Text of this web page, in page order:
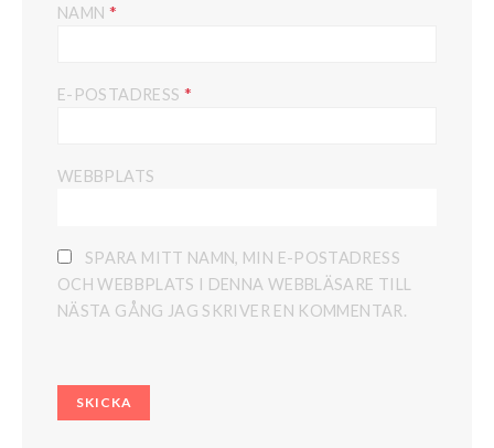
NAMN *
E-POSTADRESS *
WEBBPLATS
SPARA MITT NAMN, MIN E-POSTADRESS
OCH WEBBPLATS I DENNA WEBBLÄSARE TILL
NÄSTA GÅNG JAG SKRIVER EN KOMMENTAR.